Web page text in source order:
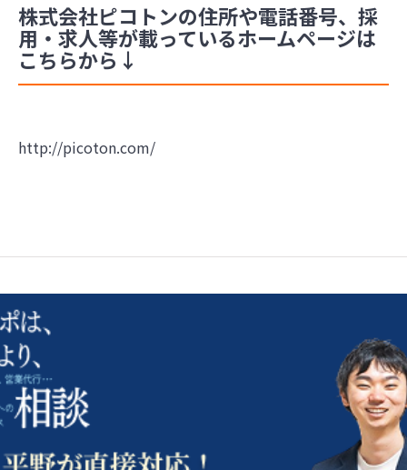
株式会社ピコトンの住所や電話番号、採
用・求人等が載っているホームページは
こちらから↓
http://picoton.com/